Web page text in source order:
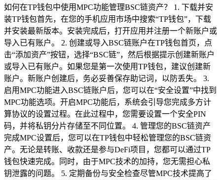
如何在TP钱包中使用MPC功能管理BSC链资产？ 1. 下载并安
装TP钱包首先，在您的手机应用市场中搜索“TP钱包”，下载
并安装最新版本。安装完成后，打开应用并注册一个新账户或
导入已有账户。 2. 创建或导入BSC链账户在TP钱包首页，点
击“添加资产”按钮，选择“BSC链”，然后根据提示创建新账户
或导入已有账户。如果您是第一次使用TP钱包，建议创建新
账户。新账户创建后，务必妥善保存助记词，以防丢失。 3.
启用MPC功能进入BSC链账户后，您可以在“安全设置”中找到
MPC功能选项。开启MPC功能后，系统会引导您完成多方计
算协议的设置过程。在此过程中，您需要设置一个安全PIN
码，并将私钥分片存储至不同位置。 4. 管理您的BSC链资产
完成MPC设置后，您可以在TP钱包中轻松管理您的BSC链资
产。无论是转账、收款还是参与DeFi项目，您都可以通过TP
钱包快速完成。同时，由于MPC技术的加持，您无需担心私
钥泄露的问题。 5. 定期备份与安全检查尽管MPC技术提高了